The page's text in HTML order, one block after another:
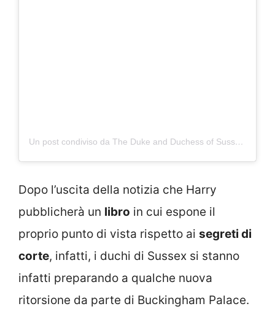
Un post condiviso da The Duke and Duchess of Sussex (@sussexroyal)
Dopo l’uscita della notizia che Harry
pubblicherà un libro in cui espone il
proprio punto di vista rispetto ai segreti di
corte, infatti, i duchi di Sussex si stanno
infatti preparando a qualche nuova
ritorsione da parte di Buckingham Palace.